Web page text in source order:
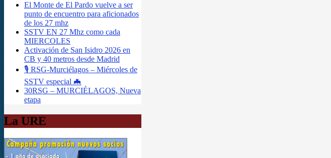
El Monte de El Pardo vuelve a ser
punto de encuentro para aficionados
de los 27 mhz
SSTV EN 27 Mhz como cada
MIERCOLES
Activación de San Isidro 2026 en
CB y 40 metros desde Madrid
🎙️ RSG-Murciélagos – Miércoles de
SSTV especial 🦇
30RSG – MURCIÉLAGOS, Nueva
etapa
La URE